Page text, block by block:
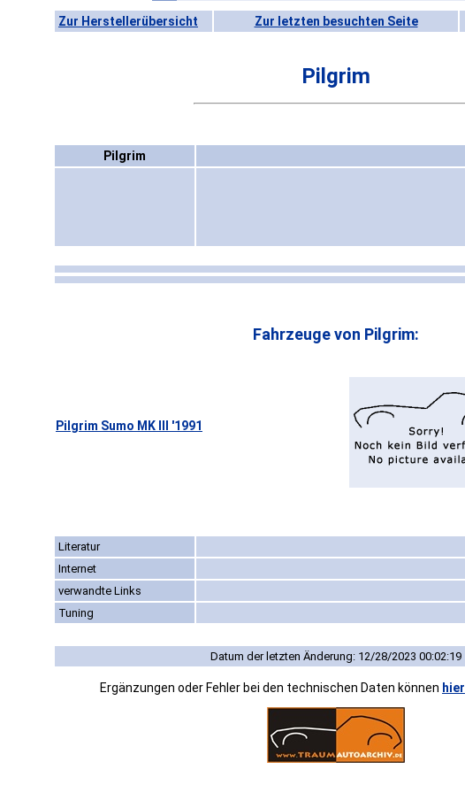
Zur Herstellerübersicht Zur letzten besuchten Seite
Pilgrim
Pilgrim
Fahrzeuge von Pilgrim:
Pilgrim Sumo MK III '1991
Literatur
Internet
verwandte Links
Tuning
Datum der letzten Änderung: 12/28/2023 00:02:19
Ergänzungen oder Fehler bei den technischen Daten können hier